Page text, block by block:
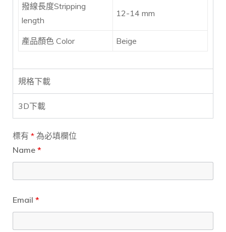
撥線長度Stripping
length
12-14 mm
產品顏色 Color Beige
規格下載
3D下載
標有 * 為必填欄位
Name *
Email *